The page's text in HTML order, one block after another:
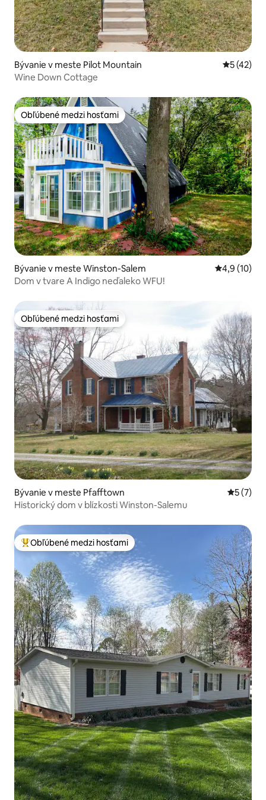
Bývanie v meste Pilot Mountain
5 (42)
Wine Down Cottage
Obľúbené medzi hosťami
Obľúbené medzi hosťami
Bývanie v meste Winston-Salem Priemerné
4,9 (10)
Dom v tvare A Indigo neďaleko WFU!
Obľúbené medzi hosťami
Obľúbené medzi hosťami
Bývanie v meste Pfafftown
5 (7)
Historický dom v blízkosti Winston-Salemu
Najobľúbenejšie medzi hosťami
Obľúbené medzi hosťami